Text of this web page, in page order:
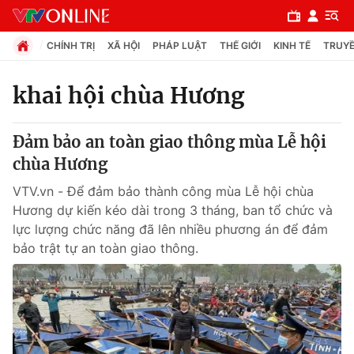
Chuyên mục
Chính trị
Xã hội
Pháp luật
Y tế
Thế giới
CHÍNH TRỊ XÃ HỘI PHÁP LUẬT THẾ GIỚI KINH TẾ
khai hội chùa Hương
Đảm bảo an toàn giao thông mùa Lễ hội
chùa Hương
VTV.vn - Để đảm bảo thành công mùa Lễ hội chùa
Hương dự kiến kéo dài trong 3 tháng, ban tổ chức và
lực lượng chức năng đã lên nhiều phương án để đảm
bảo trật tự an toàn giao thông.